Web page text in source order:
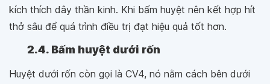
kích thích dây thần kinh. Khi bấm huyệt nên kết hợp hít
thở sâu để quá trình điều trị đạt hiệu quả tốt hơn.
2.4. Bấm huyệt dưới rốn
Huyệt dưới rốn còn gọi là CV4, nó nằm cách bên dưới